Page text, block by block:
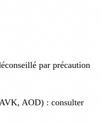
par précaution
AOD) : consulter